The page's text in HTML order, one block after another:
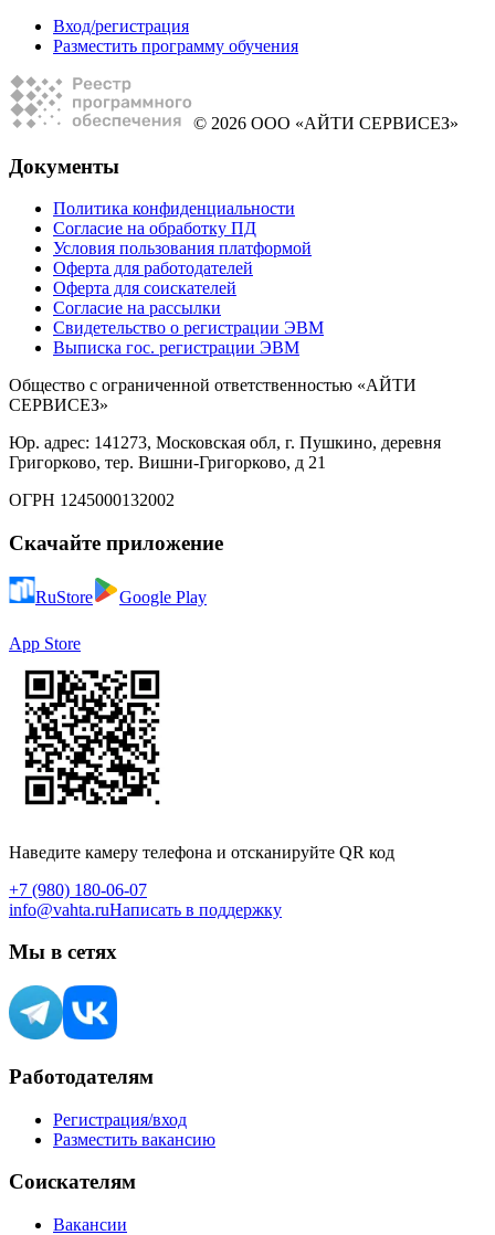
Вход/регистрация
Разместить программу обучения
© 2026 ООО «АЙТИ СЕРВИСЕЗ»
Документы
Политика конфиденциальности
Согласие на обработку ПД
Условия пользования платформой
Оферта для работодателей
Оферта для соискателей
Согласие на рассылки
Свидетельство о регистрации ЭВМ
Выписка гос. регистрации ЭВМ
Общество с ограниченной ответственностью «АЙТИ
СЕРВИСЕЗ»
Юр. адрес: 141273, Московская обл, г. Пушкино, деревня
Григорково, тер. Вишни-Григорково, д 21
ОГРН 1245000132002
Скачайте приложение
RuStore Google Play
App Store
Наведите камеру телефона и отсканируйте QR код
+7 (980) 180-06-07
info@vahta.ruНаписать в поддержку
Мы в сетях
Работодателям
Регистрация/вход
Разместить вакансию
Соискателям
Вакансии